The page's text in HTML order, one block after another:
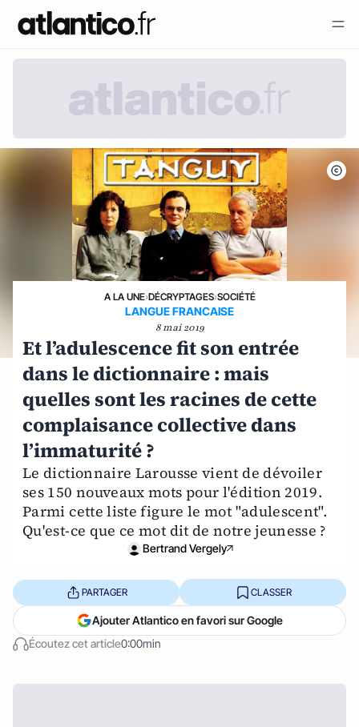
A LA UNE›DÉCRYPTAGES›SOCIÉTÉ
LANGUE FRANCAISE
8 mai 2019
Et l’adulescence fit son entrée
dans le dictionnaire : mais
quelles sont les racines de cette
complaisance collective dans
l’immaturité ?
Le dictionnaire Larousse vient de dévoiler
ses 150 nouveaux mots pour l'édition 2019.
Parmi cette liste figure le mot "adulescent".
Qu'est-ce que ce mot dit de notre jeunesse ?
Bertrand Vergely
Écoutez cet article0:00min
PARTAGER CLASSER
Ajouter Atlantico en favori sur Google